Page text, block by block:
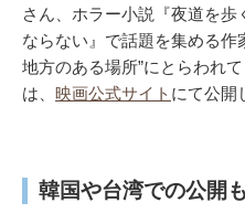
さん、ホラー小説『夜道を
ならない』で話題を集める作
地方のある場所”にとらわれ
は、 映画公式サイト にて公開
韓国や台湾での公開